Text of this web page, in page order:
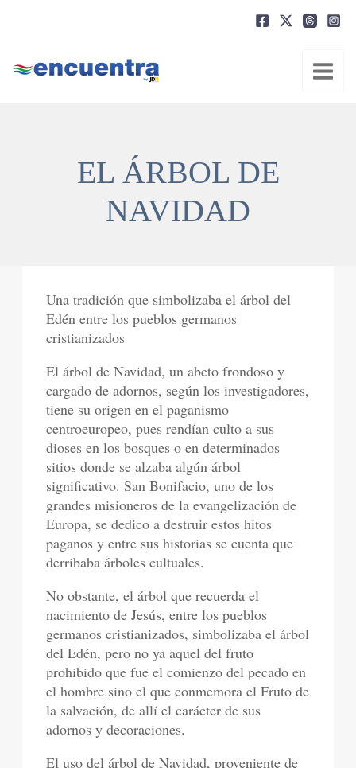
EL ÁRBOL DE
NAVIDAD
Una tradición que simbolizaba el árbol del
Edén entre los pueblos germanos
cristianizados
El árbol de Navidad, un abeto frondoso y
cargado de adornos, según los investigadores,
tiene su origen en el paganismo
centroeuropeo, pues rendían culto a sus
dioses en los bosques o en determinados
sitios donde se alzaba algún árbol
significativo. San Bonifacio, uno de los
grandes misioneros de la evangelización de
Europa, se dedico a destruir estos hitos
paganos y entre sus historias se cuenta que
derribaba árboles cultuales.
No obstante, el árbol que recuerda el
nacimiento de Jesús, entre los pueblos
germanos cristianizados, simbolizaba el árbol
del Edén, pero no ya aquel del fruto
prohibido que fue el comienzo del pecado en
el hombre sino el que conmemora el Fruto de
la salvación, de allí el carácter de sus
adornos y decoraciones.
El uso del árbol de Navidad, proveniente de